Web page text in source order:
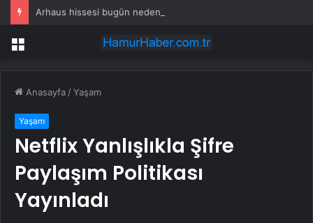
Arhaus hissesi bugün neden yükseliyor?
Menü
Anasayfa /Yaşam
Yaşam
Netflix Yanlışlıkla Şifre
Paylaşım Politikası
Yayınladı